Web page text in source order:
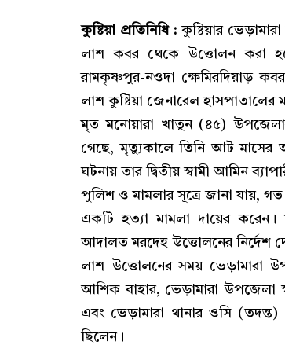
কুষ্টিয়া প্রতিনিধি : কুষ্টিয়ার
লাশ কবর থেকে উত্তোলন করা
রামকৃষ্ণপুর-নওদা ক্ষেমিরদিয়াড়
লাশ কুষ্টিয়া জেনারেল হাসপাতালের
মৃত মনোয়ারা খাতুন (৪৫) উপজেলার
গেছে, মৃত্যুকালে তিনি আট মাসের
ঘটনায় তার দ্বিতীয় স্বামী আমিন
পুলিশ ও মামলার সূত্রে জানা যায়,
একটি হত্যা মামলা দায়ের করেন।
আদালত মরদেহ উত্তোলনের নির্দেশ
লাশ উত্তোলনের সময় ভেড়ামারা
আশিক বাহার, ভেড়ামারা উপজেলা
এবং ভেড়ামারা থানার ওসি
ছিলেন।